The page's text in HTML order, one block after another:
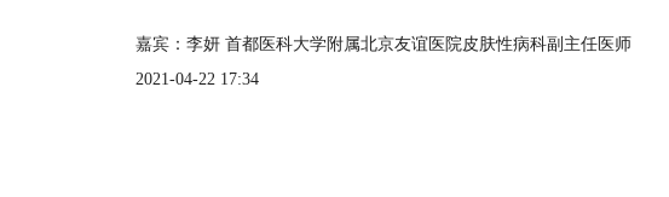
嘉宾：李妍 首都医科大学附属北京友谊医院皮肤性病科副主任医师
2021-04-22 17:34